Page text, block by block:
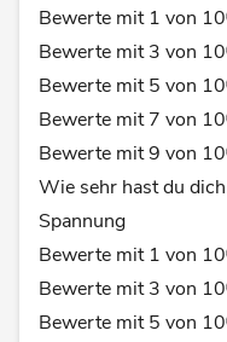
Bewerte mit 1 von 10
Bewerte mit 3 von 10
Bewerte mit 5 von 10
Bewerte mit 7 von 10
Bewerte mit 9 von 10
Wie sehr hast du
Spannung
Bewerte mit 1 von 10
Bewerte mit 3 von 10
Bewerte mit 5 von 10